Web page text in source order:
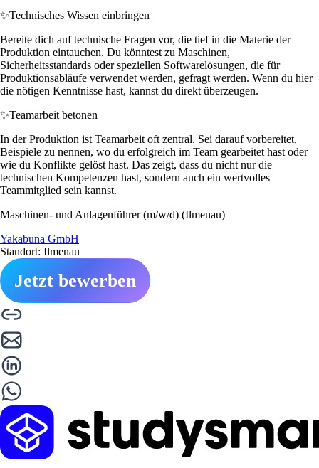
✨Technisches Wissen einbringen
Bereite dich auf technische Fragen vor, die tief in die Materie der
Produktion eintauchen. Du könntest zu Maschinen,
Sicherheitsstandards oder speziellen Softwarelösungen, die für
Produktionsabläufe verwendet werden, gefragt werden. Wenn du hier
die nötigen Kenntnisse hast, kannst du direkt überzeugen.
✨Teamarbeit betonen
In der Produktion ist Teamarbeit oft zentral. Sei darauf vorbereitet,
Beispiele zu nennen, wo du erfolgreich im Team gearbeitet hast oder
wie du Konflikte gelöst hast. Das zeigt, dass du nicht nur die
technischen Kompetenzen hast, sondern auch ein wertvolles
Teammitglied sein kannst.
Maschinen- und Anlagenführer (m/w/d) (Ilmenau)
Yakabuna GmbH
Standort: Ilmenau
Jetzt bewerben